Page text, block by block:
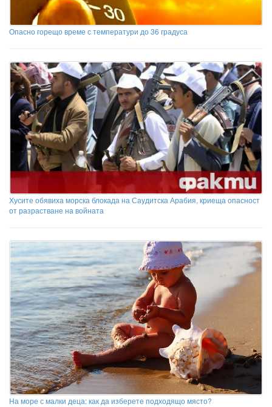
Опасно горещо време с температури до 36 градуса
Хусите обявиха морска блокада на Саудитска Арабия, криеща опасност
от разрастване на войната
На море с малки деца: как да изберете подходящо място?